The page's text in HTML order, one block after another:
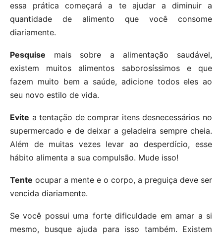
essa prática começará a te ajudar a diminuir a
quantidade de alimento que você consome
diariamente.
Pesquise mais sobre a alimentação saudável,
existem muitos alimentos saborosíssimos e que
fazem muito bem a saúde, adicione todos eles ao
seu novo estilo de vida.
Evite a tentação de comprar itens desnecessários no
supermercado e de deixar a geladeira sempre cheia.
Além de muitas vezes levar ao desperdício, esse
hábito alimenta a sua compulsão. Mude isso!
Tente ocupar a mente e o corpo, a preguiça deve ser
vencida diariamente.
Se você possui uma forte dificuldade em amar a si
mesmo, busque ajuda para isso também. Existem